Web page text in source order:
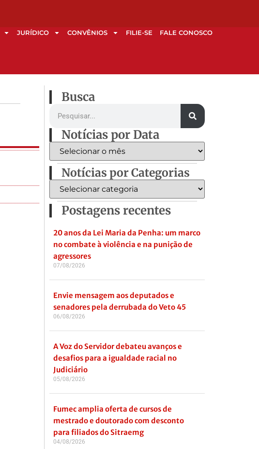
JURÍDICO CONVÊNIOS FILIE-SE FALE CONOSCO
Busca
Notícias por Data
Notícias por Categorias
Postagens recentes
20 anos da Lei Maria da Penha: um marco
no combate à violência e na punição de
agressores
07/08/2026
Envie mensagem aos deputados e
senadores pela derrubada do Veto 45
06/08/2026
A Voz do Servidor debateu avanços e
desafios para a igualdade racial no
Judiciário
05/08/2026
Fumec amplia oferta de cursos de
mestrado e doutorado com desconto
para filiados do Sitraemg
04/08/2026